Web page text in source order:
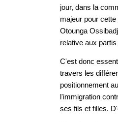
jour, dans la
majeur pour
Otounga
relative aux
C'est donc
travers les
positionnement
l'immigration
ses fils et filles.